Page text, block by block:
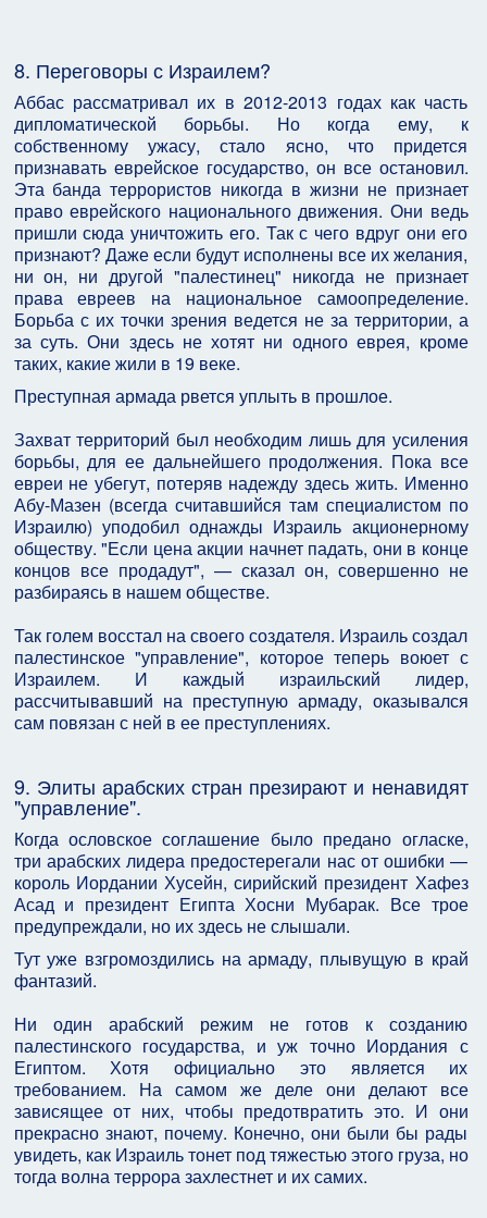
8. Переговоры с Израилем?
Аббас рассматривал их в 2012-2013 годах как часть
дипломатической борьбы. Но когда ему, к
собственному ужасу, стало ясно, что придется
признавать еврейское государство, он все остановил.
Эта банда террористов никогда в жизни не признает
право еврейского национального движения. Они ведь
пришли сюда уничтожить его. Так с чего вдруг они его
признают? Даже если будут исполнены все их желания,
ни он, ни другой "палестинец" никогда не признает
права евреев на национальное самоопределение.
Борьба с их точки зрения ведется не за территории, а
за суть. Они здесь не хотят ни одного еврея, кроме
таких, какие жили в 19 веке.
Преступная армада рвется уплыть в прошлое.
Захват территорий был необходим лишь для усиления
борьбы, для ее дальнейшего продолжения. Пока все
евреи не убегут, потеряв надежду здесь жить. Именно
Абу-Мазен (всегда считавшийся там специалистом по
Израилю) уподобил однажды Израиль акционерному
обществу. "Если цена акции начнет падать, они в конце
концов все продадут", — сказал он, совершенно не
разбираясь в нашем обществе.
Так голем восстал на своего создателя. Израиль создал
палестинское "управление", которое теперь воюет с
Израилем. И каждый израильский лидер,
рассчитывавший на преступную армаду, оказывался
сам повязан с ней в ее преступлениях.
9. Элиты арабских стран презирают и ненавидят
"управление".
Когда ословское соглашение было предано огласке,
три арабских лидера предостерегали нас от ошибки —
король Иордании Хусейн, сирийский президент Хафез
Асад и президент Египта Хосни Мубарак. Все трое
предупреждали, но их здесь не слышали.
Тут уже взгромоздились на армаду, плывущую в край
фантазий.
Ни один арабский режим не готов к созданию
палестинского государства, и уж точно Иордания с
Египтом. Хотя официально это является их
требованием. На самом же деле они делают все
зависящее от них, чтобы предотвратить это. И они
прекрасно знают, почему. Конечно, они были бы рады
увидеть, как Израиль тонет под тяжестью этого груза, но
тогда волна террора захлестнет и их самих.